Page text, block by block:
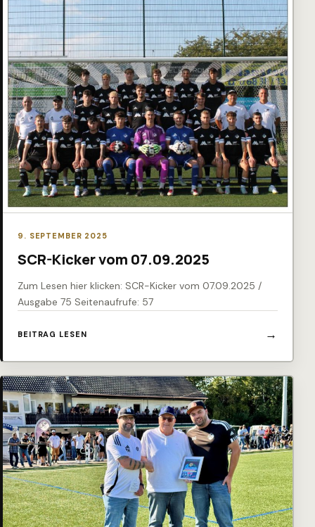
9. SEPTEMBER 2025
SCR-Kicker vom 07.09.2025
Zum Lesen hier klicken: SCR-Kicker vom 07.09.2025 /
Ausgabe 75 Seitenaufrufe: 57
BEITRAG LESEN